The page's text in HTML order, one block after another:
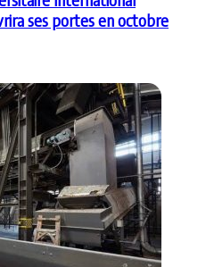
ses portes en octobre